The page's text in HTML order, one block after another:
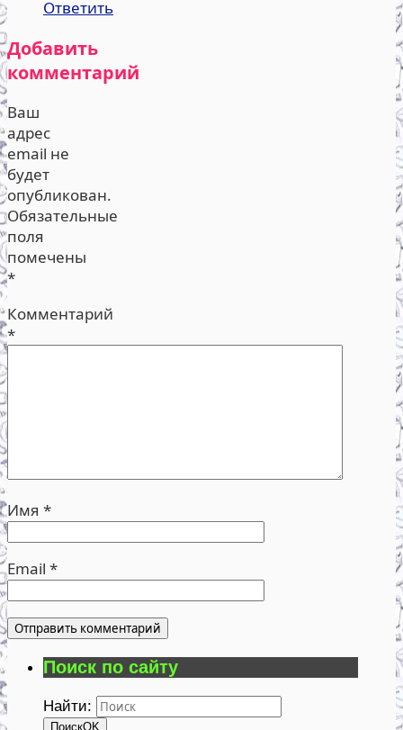
Ответить
Добавить
комментарий
Ваш
адрес
email не
будет
опубликован.
Обязательные
поля
помечены
*
Комментарий
*
Имя *
Email *
Поиск по сайту
Найти:
ПоискOK